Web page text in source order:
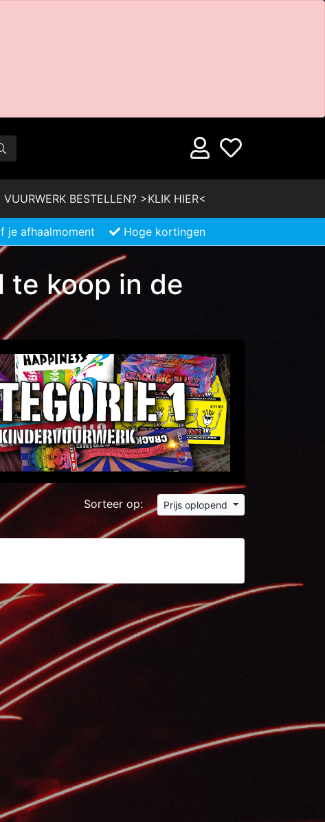
VUURWERK BESTELLEN? >KLIK HIER<
je afhaalmoment Hoge kortingen
te koop in de
Sorteer op: Prijs oplopend